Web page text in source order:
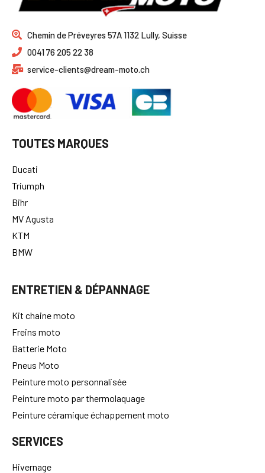
Chemin de Préveyres 57A 1132 Lully, Suisse
0041 76 205 22 38
service-clients@dream-moto.ch
TOUTES MARQUES
Ducati
Triumph
Bihr
MV Agusta
KTM
BMW
ENTRETIEN & DÉPANNAGE
Kit chaine moto
Freins moto
Batterie Moto
Pneus Moto
Peinture moto personnalisée
Peinture moto par thermolaquage
Peinture céramique échappement moto
SERVICES
Hivernage